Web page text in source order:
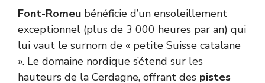
Font-Romeu bénéficie d’un ensoleillement
exceptionnel (plus de 3 000 heures par an) qui
lui vaut le surnom de « petite Suisse catalane
». Le domaine nordique s’étend sur les
hauteurs de la Cerdagne, offrant des pistes